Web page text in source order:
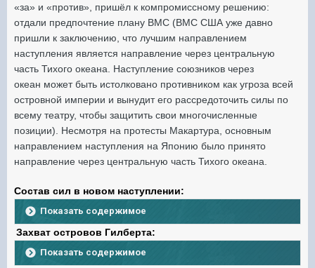
«за» и «против», пришёл к компромиссному решению:
отдали предпочтение плану ВМС (ВМС США уже давно
пришли к заключению, что лучшим направлением
наступления является направление через центральную
часть Тихого океана. Наступление союзников через
океан может быть истолковано противником как угроза всей
островной империи и вынудит его рассредоточить силы по
всему театру, чтобы защитить свои многочисленные
позиции). Несмотря на протесты Макартура, основным
направлением наступления на Японию было принято
направление через центральную часть Тихого океана.
Состав сил в новом наступлении:
Показать содержимое
Захват островов Гилберта:
Показать содержимое